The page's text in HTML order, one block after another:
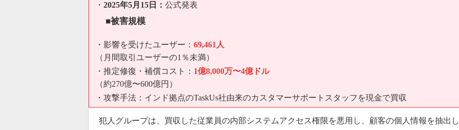
・ 2025年5月15日： 公式発表
■被害規模
・影響を受けたユーザー： 69,461人
（月間取引ユーザーの1％未満）
・推定修復・補償コスト： 1億8,000万〜4億ドル
（約270億〜600億円）
・攻撃手法：インド拠点のTaskUs社由来のカスタマーサポートスタッフを現金で買収
犯人グループは、買収した従業員の内部システムアクセス権限を悪用し、顧客の個人情報を抽出し